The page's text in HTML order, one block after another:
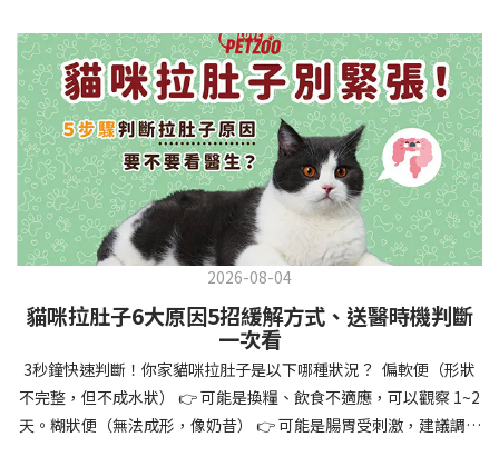
的行為問題，並建立人犬間的健康關係。 建立安全健康的生活環境
透過基礎訓練，幼犬能學會家居規則，避免危險行為和破壞家具。
像是「不」和「放下」等指令可以阻止幼犬咬電線或誤食有害物
質，有效降低居家意外風險。規律的如廁訓練則能養成良好衛生習
慣，讓家中環境保持乾淨舒適。增強溝通與信任關係訓練過程就像
建立一種共同語言，幫助你和幼犬更好地理解彼此。當幼犬學會回
應你的指令，不只增加了互動機會，也建立了主人作為領導者的地
位。正向獎勵式訓練更能培養幼犬對你的信任感，強化情感連結，
創造更和諧的相處模式。培養社交技能與適應能力及早接觸各種環
境和刺激，能幫助幼犬成長為自信穩定的成犬。適當的社會化訓練
讓牠們學會如何與其他狗狗、動物和人類和平相處，減少恐懼或攻
擊行為。這種適應能力使幼犬未來能從容面對獸醫檢查、美容
salon、寄宿或旅行等各種情境，大大提升生活品質。 訓練幼犬不只
是教會指令，更是塑造性格和習慣的過程！ 透過耐心且一致的訓
練，你不僅能擁有一隻聽話的好狗狗，更能建立起相互尊重的終身
2026-08-04
貓咪拉肚子6大原因5招緩解方式、送醫時機判斷
一次看
3秒鐘快速判斷！你家貓咪拉肚子是以下哪種狀況？ 偏軟便（形狀
不完整，但不成水狀） 👉 可能是換糧、飲食不適應，可以觀察 1~2
天。糊狀便（無法成形，像奶昔） 👉 可能是腸胃受刺激，建議調整